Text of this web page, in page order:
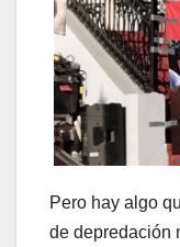
Pero hay algo
de depredación